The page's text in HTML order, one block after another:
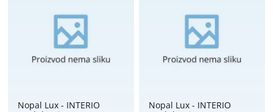
Nopal Lux - INTERIO
Nopal Lux - INTERIO